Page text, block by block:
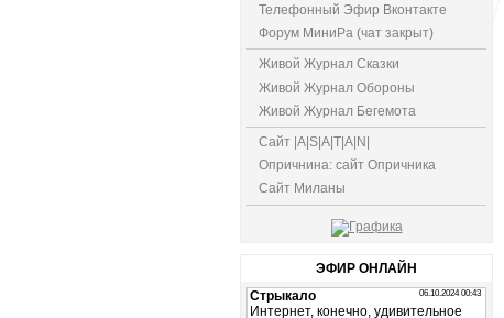
Телефонный Эфир Вконтакте
Форум МиниРа (чат закрыт)
Живой Журнал Сказки
Живой Журнал Обороны
Живой Журнал Бегемота
Сайт |A|S|A|T|A|N|
Опричнина: сайт Опричника
Сайт Миланы
ЭФИР ОНЛАЙН